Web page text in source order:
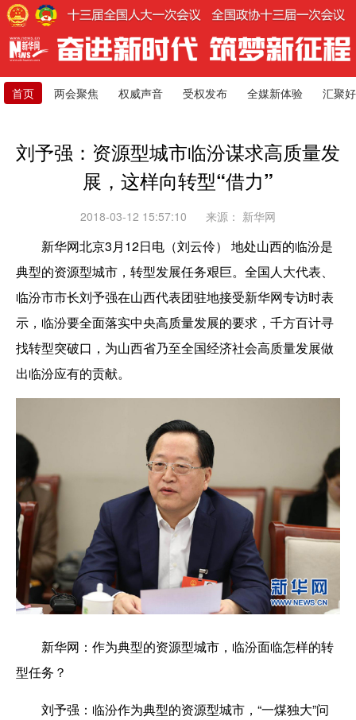
首页 两会聚焦 权威声音 受权发布 全媒新体验 汇聚
刘予强：资源型城市临汾谋求高质量发
展，这样向转型“借力”
2018-03-12 15:57:10 来源： 新华网
新华网北京3月12日电（刘云伶） 地处山西的临汾是
典型的资源型城市，转型发展任务艰巨。全国人大代表、
临汾市市长刘予强在山西代表团驻地接受新华网专访时表
示，临汾要全面落实中央高质量发展的要求，千方百计寻
找转型突破口，为山西省乃至全国经济社会高质量发展做
出临汾应有的贡献。
新华网： 作为典型的资源型城市，临汾面临怎样的转
型任务？
刘予强： 临汾作为典型的资源型城市，“一煤独大”问